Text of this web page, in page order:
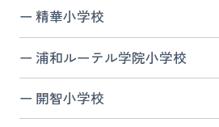
精華小学校
浦和ルーテル学院小学校
開智小学校